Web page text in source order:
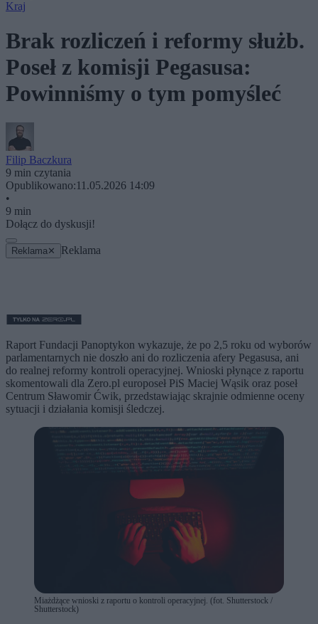
Kraj
Brak rozliczeń i reformy służb.
Poseł z komisji Pegasusa:
Powinniśmy o tym pomyśleć
Filip Baczkura
9 min czytania
Opublikowano:11.05.2026 14:09
•
9 min
Dołącz do dyskusji!
Reklama ✕ Reklama
Raport Fundacji Panoptykon wykazuje, że po 2,5 roku od wyborów
parlamentarnych nie doszło ani do rozliczenia afery Pegasusa, ani
do realnej reformy kontroli operacyjnej. Wnioski płynące z raportu
skomentowali dla Zero.pl europoseł PiS Maciej Wąsik oraz poseł
Centrum Sławomir Ćwik, przedstawiając skrajnie odmienne oceny
sytuacji i działania komisji śledczej.
Miażdżące wnioski z raportu o kontroli operacyjnej. (fot. Shutterstock /
Shutterstock)